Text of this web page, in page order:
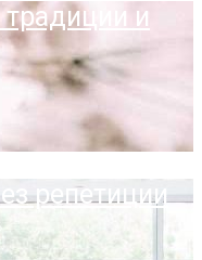
и
репетиции